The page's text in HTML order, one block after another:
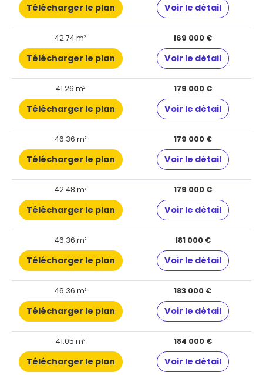
Télécharger le plan Voir le détail
42.74 m² 169 000 €
Télécharger le plan Voir le détail
41.26 m² 179 000 €
Télécharger le plan Voir le détail
46.36 m² 179 000 €
Télécharger le plan Voir le détail
42.48 m² 179 000 €
Télécharger le plan Voir le détail
46.36 m² 181 000 €
Télécharger le plan Voir le détail
46.36 m² 183 000 €
Télécharger le plan Voir le détail
41.05 m² 184 000 €
Télécharger le plan Voir le détail